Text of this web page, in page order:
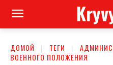
ДОМОЙ ТЕГИ
ВОЕННОГО ПОЛОЖЕНИЯ